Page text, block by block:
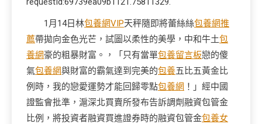
1月14日林包養網VIP天秤隨即將蕾絲絲包養網推
薦帶拋向金色光芒，試圖以柔性的美學，中和牛土包
養網豪的粗暴財富。，「只有當單包養留言板戀的傻
氣包養網與財富的霸氣達到完美的包養五比五黃金比
例時，我的戀愛運勢才能回歸零點包養網 ！」經中國
證監會批準，滬深北買賣所發布告訴調劑融資包管金
比例，將投資者融資買進證券時的融資包管金包養女